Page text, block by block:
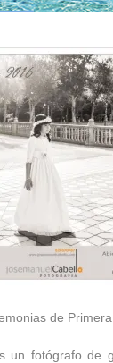
de
un fotógrafo de